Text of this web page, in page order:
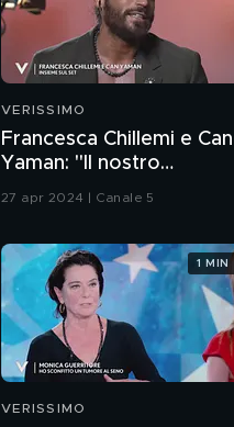
VERISSIMO
Francesca Chillemi e Can
Yaman: "Il nostro
rapporto sul set"
27 apr 2024 | Canale 5
VERISSIMO
1 MIN